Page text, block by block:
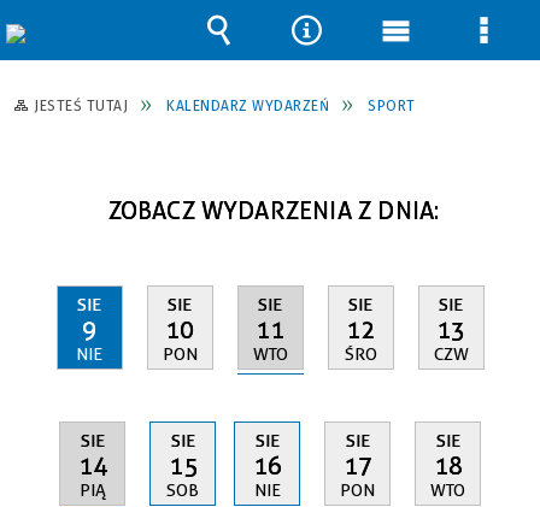
JESTEŚ TUTAJ KALENDARZ WYDARZEŃ SPORT
ZOBACZ WYDARZENIA Z DNIA:
SIE
9
NIE
SIE
10
PON
SIE
11
WTO
SIE
12
ŚRO
SIE
13
CZW
SIE
14
PIĄ
SIE
15
SOB
SIE
16
NIE
SIE
17
PON
SIE
18
WTO
Wyszukiwarka
Narzędzia
Menu
główne
Menu